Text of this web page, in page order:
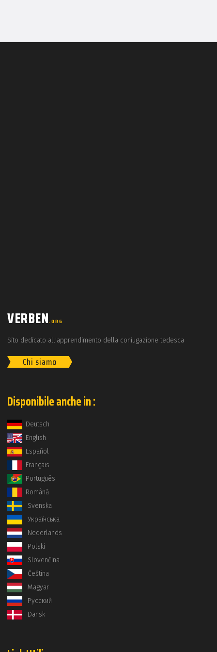
VERBEN.ORG
Sito dedicato all'apprendimento della coniugazione tedesca
Chi siamo
Disponibile anche in :
Deutsch
English
Español
Français
Português
Română
Svenska
Українська
Nederlands
Polski
Slovenčina
Čeština
Magyar
Русский
Dansk